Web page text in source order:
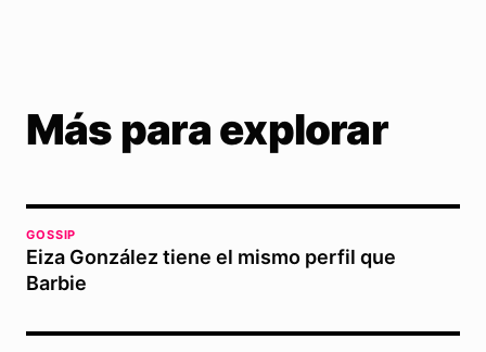
Más para explorar
GOSSIP
Eiza González tiene el mismo perfil que
Barbie